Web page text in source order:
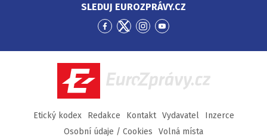
SLEDUJ EUROZPRÁVY.CZ
Přejít
Facebook
Přejít
Twitter
Přejít
Instagram
Přejít
YouTube
EuroZprávy.cz
Etický kodex Redakce Kontakt Vydavatel
Inzerce
Osobní údaje / Cookies
Volná místa